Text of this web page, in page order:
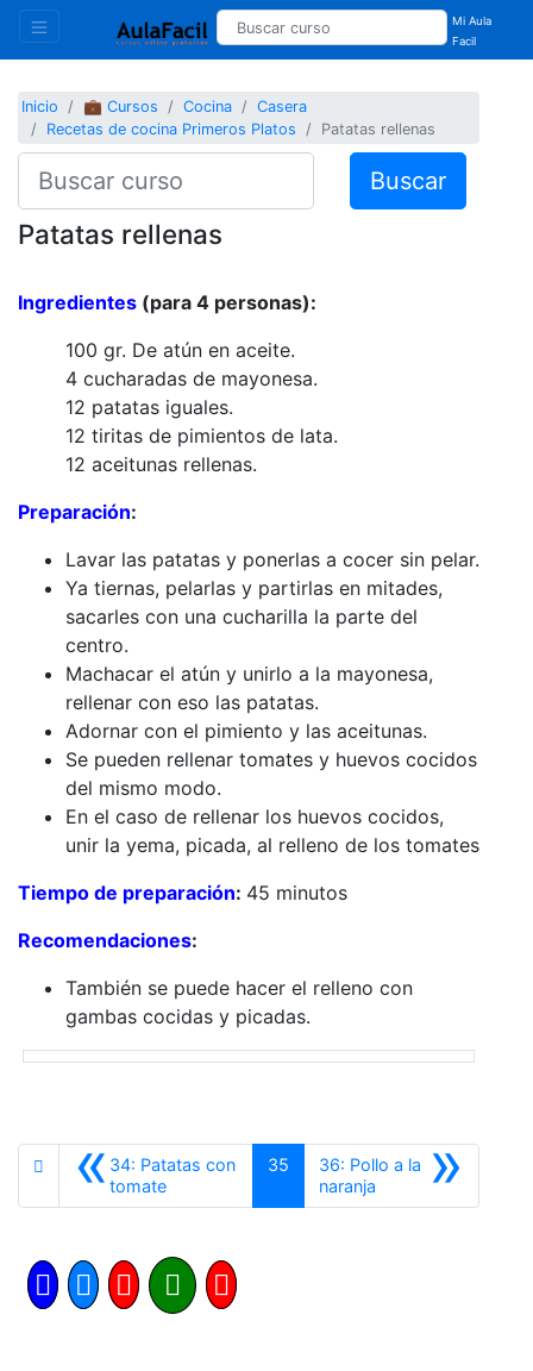
Mi Aula
Facil
Inicio 💼 Cursos Cocina
Casera
Recetas de cocina Primeros Platos
Patatas rellenas
Buscar
Patatas rellenas
Ingredientes (para 4 personas):
100 gr. De atún en aceite.
4 cucharadas de mayonesa.
12 patatas iguales.
12 tiritas de pimientos de lata.
12 aceitunas rellenas.
Preparación:
Lavar las patatas y ponerlas a cocer sin pelar.
Ya tiernas, pelarlas y partirlas en mitades,
sacarles con una cucharilla la parte del
centro.
Machacar el atún y unirlo a la mayonesa,
rellenar con eso las patatas.
Adornar con el pimiento y las aceitunas.
Se pueden rellenar tomates y huevos cocidos
del mismo modo.
En el caso de rellenar los huevos cocidos,
unir la yema, picada, al relleno de los tomates
Tiempo de preparación: 45 minutos
Recomendaciones:
También se puede hacer el relleno con
gambas cocidas y picadas.
«34: Patatas con
tomateAnterior
35 »
36: Pollo a la
naranjaSiguiente